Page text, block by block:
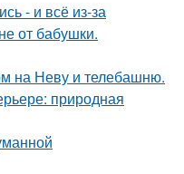
- и всё из-за
от бабушки.
на Неву и телебашню.
природная